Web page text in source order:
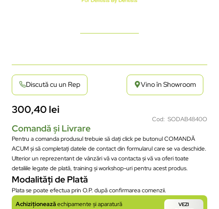
Discută cu un Rep Vino în Showroom
300,40 lei
Cod: SODAB4840O
Comandă și Livrare
Pentru a comanda produsul trebuie să dați click pe butonul COMANDĂ
ACUM și să completați datele de contact din formularul care se va deschide.
Ulterior un reprezentant de vânzări vă va contacta și vă va oferi toate
detaliile legate de plată, training și workshop-uri pentru acest produs.
Modalități de Plată
Plata se poate efectua prin O.P. după confirmarea comenzii.
Achiziționeazăechipamente și aparatură
VEZI